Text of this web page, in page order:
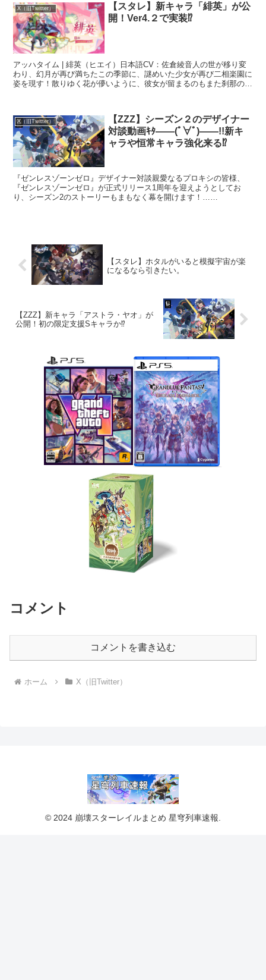
X（旧Twitter）
【スタレ】新キャラ「緋英」が公
開！Ver4.２で実装⁉
アッハタイム | 緋英（ヒエイ）日本語CV：佐倉綾音人の世が移り変
わり、幻月が再び満ちたこの季節に、謎めいた少女が再び二相楽園に
姿を現す！散りゆく花が儚いように、彼女が留まるのもまた刹那のこ
X（旧Twitter）
【ZZZ】シーズン２のデザイナー
対談動画ｷﾀ――(ﾟ∀ﾟ)――!!新キ
ャラや恒常キャラ強化来る⁉
『ゼンレスゾーンゼロ』デザイナー対談親愛なるプロキシの皆様、
『ゼンレスゾーンゼロ』が正式リリース1周年を迎えようとしてお
り、シーズン2のストーリーもまもなく幕を開けます！…
【スタレ】ホタルがいると模擬宇宙が楽
になるなら引きたい。
【ZZZ】新キャラ「アストラ・ヤオ」が
公開！初の限定支援Sキャラか⁉
コメント
コメントを書き込む
ホーム X（旧Twitter）
© 2024 崩壊スターレイルまとめ 星穹列車速報.